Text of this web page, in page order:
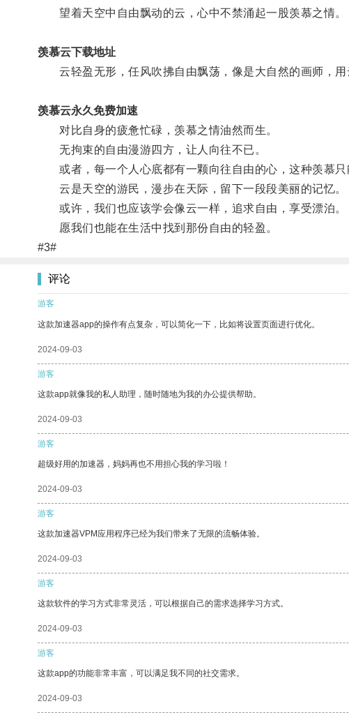
望着天空中自由飘动的云，心中不禁涌起一股羡慕之情。
羡慕云下载地址
云轻盈无形，任风吹拂自由飘荡，像是大自然的画师，用
羡慕云永久免费加速
对比自身的疲惫忙碌，羡慕之情油然而生。
无拘束的自由漫游四方，让人向往不已。
或者，每一个人心底都有一颗向往自由的心，这种羡慕只
云是天空的游民，漫步在天际，留下一段段美丽的记忆。
或许，我们也应该学会像云一样，追求自由，享受漂泊。
愿我们也能在生活中找到那份自由的轻盈。
#3#
评论
游客
这款加速器app的操作有点复杂，可以简化一下，比如将设置页面进行优化。
2024-09-03
游客
这款app就像我的私人助理，随时随地为我的办公提供帮助。
2024-09-03
游客
超级好用的加速器，妈妈再也不用担心我的学习啦！
2024-09-03
游客
这款加速器VPM应用程序已经为我们带来了无限的流畅体验。
2024-09-03
游客
这款软件的学习方式非常灵活，可以根据自己的需求选择学习方式。
2024-09-03
游客
这款app的功能非常丰富，可以满足我不同的社交需求。
2024-09-03